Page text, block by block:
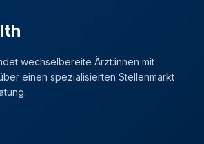
wechselbereite Ärzt:innen mit
einen spezialisierten Stellenmarkt